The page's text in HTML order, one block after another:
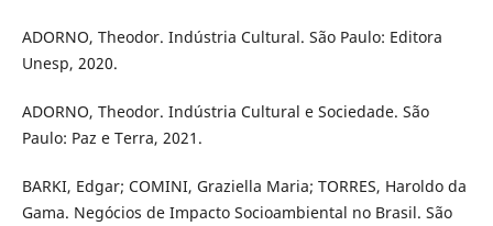
ADORNO, Theodor. Indústria Cultural. São Paulo: Editora
Unesp, 2020.
ADORNO, Theodor. Indústria Cultural e Sociedade. São
Paulo: Paz e Terra, 2021.
BARKI, Edgar; COMINI, Graziella Maria; TORRES, Haroldo da
Gama. Negócios de Impacto Socioambiental no Brasil. São